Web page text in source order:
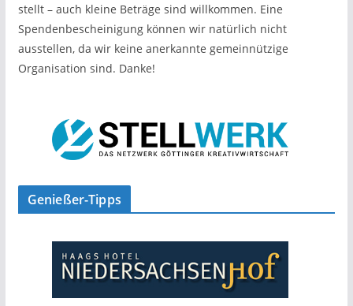
stellt – auch kleine Beträge sind willkommen. Eine
Spendenbescheinigung können wir natürlich nicht
ausstellen, da wir keine anerkannte gemeinnützige
Organisation sind. Danke!
Genießer-Tipps